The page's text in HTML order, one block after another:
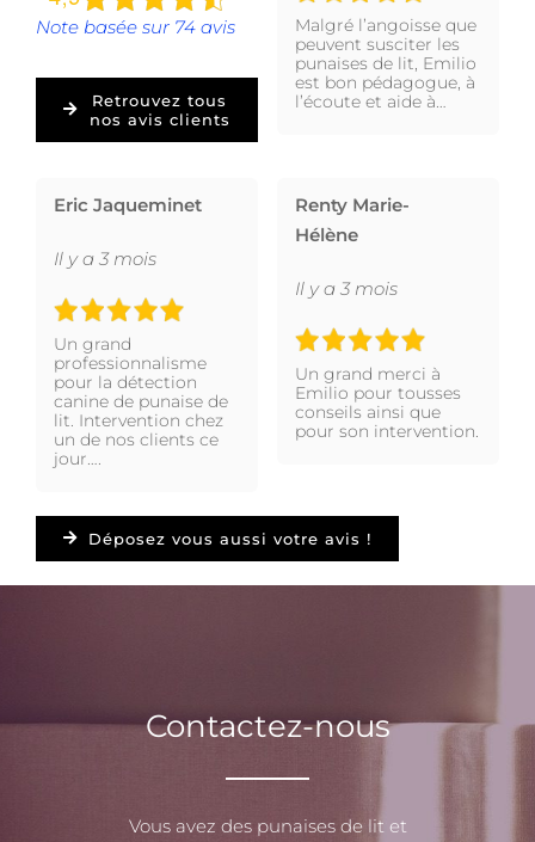
Note basée sur 74 avis
Retrouvez tous
nos avis clients
Malgré l’angoisse que
peuvent susciter les
punaises de lit, Emilio
est bon pédagogue, à
l’écoute et aide à…
Eric Jaqueminet
Il y a 3 mois
Un grand
professionnalisme
pour la détection
canine de punaise de
lit. Intervention chez
un de nos clients ce
jour….
Renty Marie-
Hélène
Il y a 3 mois
Un grand merci à
Emilio pour tousses
conseils ainsi que
pour son intervention.
Déposez vous aussi votre avis !
Contactez-nous
Vous avez des punaises de lit et